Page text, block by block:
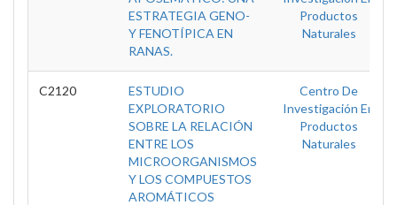
ESTRATEGIA GENO-
Y FENOTÍPICA EN
RANAS.
Productos
Naturales
C2120
ESTUDIO
EXPLORATORIO
SOBRE LA RELACIÓN
ENTRE LOS
MICROORGANISMOS
Y LOS COMPUESTOS
AROMÁTICOS
Centro De
Investigación En
Productos
Naturales